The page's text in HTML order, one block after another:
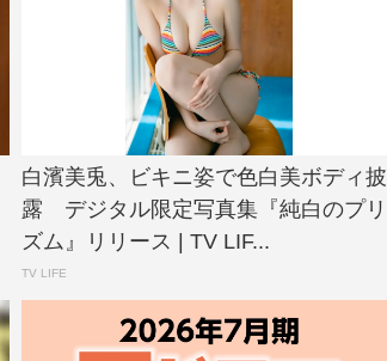
白濱美兎、ビキニ姿で色白美ボディ披
露 デジタル限定写真集『純白のプリ
ズム』リリース | TV LIF...
TV LIFE